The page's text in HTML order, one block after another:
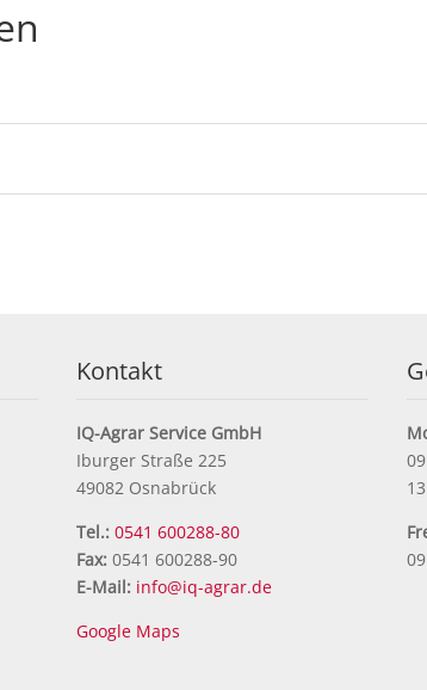
Kontakt
IQ-Agrar Service GmbH
Iburger Straße 225
49082 Osnabrück
Tel.: 0541 600288-80
Fax: 0541 600288-90
E-Mail: info@iq-agrar.de
Google Maps